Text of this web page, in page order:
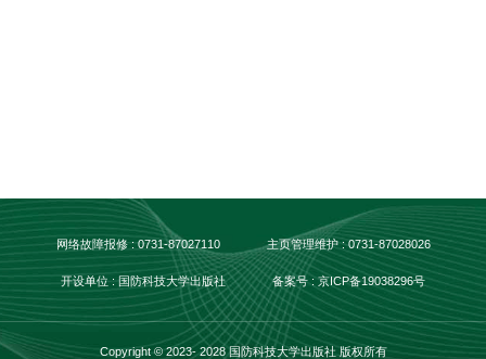
网络故障报修 : 0731-87027110 主页管理维护 : 0731-87028026
开设单位 : 国防科技大学出版社 备案号 : 京ICP备19038296号
Copyright © 2023- 2028 国防科技大学出版社 版权所有